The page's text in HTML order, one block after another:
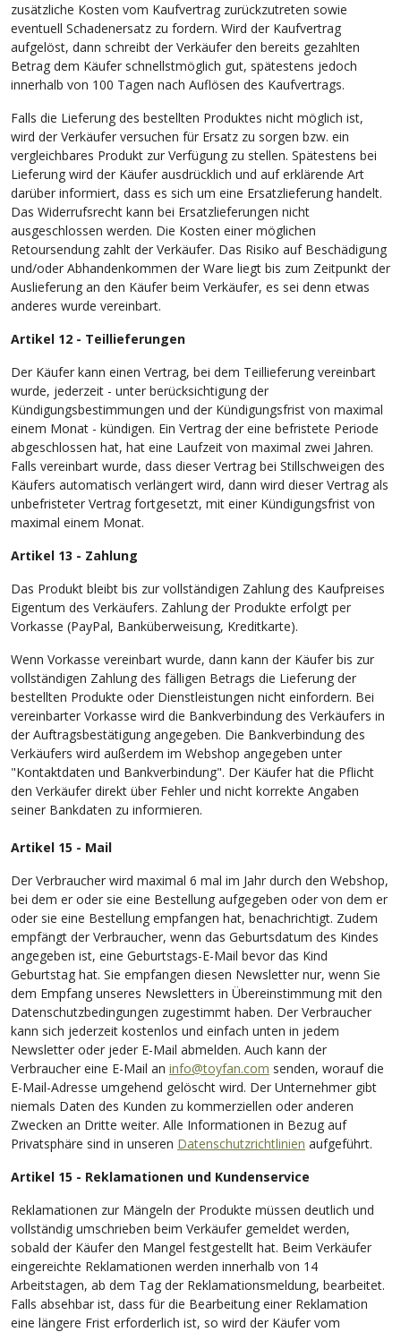
zusätzliche Kosten vom Kaufvertrag zurückzutreten sowie
eventuell Schadenersatz zu fordern. Wird der Kaufvertrag
aufgelöst, dann schreibt der Verkäufer den bereits gezahlten
Betrag dem Käufer schnellstmöglich gut, spätestens jedoch
innerhalb von 100 Tagen nach Auflösen des Kaufvertrags.
Falls die Lieferung des bestellten Produktes nicht möglich ist,
wird der Verkäufer versuchen für Ersatz zu sorgen bzw. ein
vergleichbares Produkt zur Verfügung zu stellen. Spätestens bei
Lieferung wird der Käufer ausdrücklich und auf erklärende Art
darüber informiert, dass es sich um eine Ersatzlieferung handelt.
Das Widerrufsrecht kann bei Ersatzlieferungen nicht
ausgeschlossen werden. Die Kosten einer möglichen
Retoursendung zahlt der Verkäufer. Das Risiko auf Beschädigung
und/oder Abhandenkommen der Ware liegt bis zum Zeitpunkt der
Auslieferung an den Käufer beim Verkäufer, es sei denn etwas
anderes wurde vereinbart.
Artikel 12 - Teillieferungen
Der Käufer kann einen Vertrag, bei dem Teillieferung vereinbart
wurde, jederzeit - unter berücksichtigung der
Kündigungsbestimmungen und der Kündigungsfrist von maximal
einem Monat - kündigen. Ein Vertrag der eine befristete Periode
abgeschlossen hat, hat eine Laufzeit von maximal zwei Jahren.
Falls vereinbart wurde, dass dieser Vertrag bei Stillschweigen des
Käufers automatisch verlängert wird, dann wird dieser Vertrag als
unbefristeter Vertrag fortgesetzt, mit einer Kündigungsfrist von
maximal einem Monat.
Artikel 13 - Zahlung
Das Produkt bleibt bis zur vollständigen Zahlung des Kaufpreises
Eigentum des Verkäufers. Zahlung der Produkte erfolgt per
Vorkasse (PayPal, Banküberweisung, Kreditkarte).
Wenn Vorkasse vereinbart wurde, dann kann der Käufer bis zur
vollständigen Zahlung des fälligen Betrags die Lieferung der
bestellten Produkte oder Dienstleistungen nicht einfordern. Bei
vereinbarter Vorkasse wird die Bankverbindung des Verkäufers in
der Auftragsbestätigung angegeben. Die Bankverbindung des
Verkäufers wird außerdem im Webshop angegeben unter
"Kontaktdaten und Bankverbindung". Der Käufer hat die Pflicht
den Verkäufer direkt über Fehler und nicht korrekte Angaben
seiner Bankdaten zu informieren.
Artikel 15 - Mail
Der Verbraucher wird maximal 6 mal im Jahr durch den Webshop,
bei dem er oder sie eine Bestellung aufgegeben oder von dem er
oder sie eine Bestellung empfangen hat, benachrichtigt. Zudem
empfängt der Verbraucher, wenn das Geburtsdatum des Kindes
angegeben ist, eine Geburtstags-E-Mail bevor das Kind
Geburtstag hat. Sie empfangen diesen Newsletter nur, wenn Sie
dem Empfang unseres Newsletters in Übereinstimmung mit den
Datenschutzbedingungen zugestimmt haben. Der Verbraucher
kann sich jederzeit kostenlos und einfach unten in jedem
Newsletter oder jeder E-Mail abmelden. Auch kann der
Verbraucher eine E-Mail an info@toyfan.com senden, worauf die
E-Mail-Adresse umgehend gelöscht wird. Der Unternehmer gibt
niemals Daten des Kunden zu kommerziellen oder anderen
Zwecken an Dritte weiter. Alle Informationen in Bezug auf
Privatsphäre sind in unseren Datenschutzrichtlinien aufgeführt.
Artikel 15 - Reklamationen und Kundenservice
Reklamationen zur Mängeln der Produkte müssen deutlich und
vollständig umschrieben beim Verkäufer gemeldet werden,
sobald der Käufer den Mangel festgestellt hat. Beim Verkäufer
eingereichte Reklamationen werden innerhalb von 14
Arbeitstagen, ab dem Tag der Reklamationsmeldung, bearbeitet.
Falls absehbar ist, dass für die Bearbeitung einer Reklamation
eine längere Frist erforderlich ist, so wird der Käufer vom